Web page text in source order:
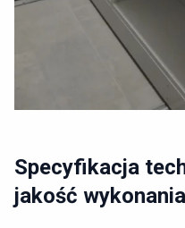
Specyfikacja
jakość wykonania